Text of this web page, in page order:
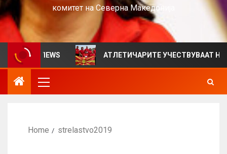
комитет на Северна Македонија
за VIEWS АТЛЕТИЧАРИТЕ УЧЕСТВУВААТ НА
Home strelastvo2019